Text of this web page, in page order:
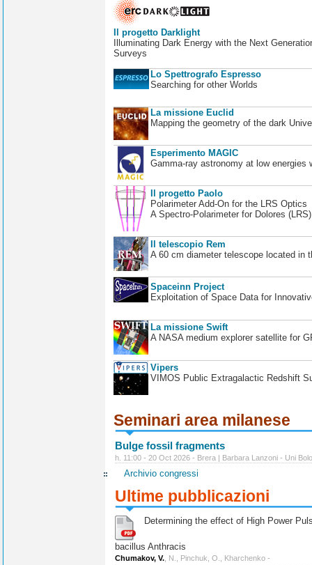
Il progetto Darklight
Illuminating Dark Energy with the Next
Surveys
Lo Spettrografo Espresso
Searching for other Worlds
La missione Euclid
Mapping the geometry of the dark
Esperimento MAGIC
Gamma-ray astronomy at low energies
Il progetto Paolo
Polarimeter Add-On for the LRS Optics
A Spectro-Polarimeter for Dolores
Il telescopio Rem
A 60 cm diameter telescope located in
Spaceinn Project
Exploitation of Space Data for
La missione Swift
A NASA medium explorer satellite for
Vipers
VIMOS Public Extragalactic Redshift
Seminari area milanese
Bulge fossil fragments
h. 11:00 - 20 Oct 2026 - Brera | Barbara Lanzoni - Uni
Archivio congressi
Ultime pubblicazioni
Determining the effect of High Power
bacillus Anthracis
Chumakov, V. , N., Pinchuk, O., Kharchenko -